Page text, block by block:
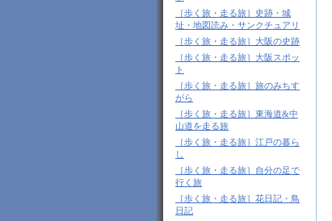
［歩く旅・走る旅］史跡・城
址・地図読み・サンクチュアリ
［歩く旅・走る旅］大阪の史跡
［歩く旅・走る旅］大阪スポッ
ト
［歩く旅・走る旅］旅のみちす
がら
［歩く旅・走る旅］東海道&中
山道を走る旅
［歩く旅・走る旅］江戸の暮ら
し
［歩く旅・走る旅］自分の足で
行く旅
［歩く旅・走る旅］花日記・鳥
日記